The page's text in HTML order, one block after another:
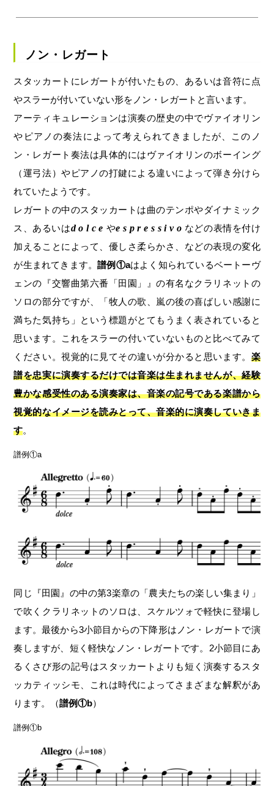
ノン・レガート
スタッカートにレガートが付いたもの、あるいは音符に点
やスラーが付いていない形をノン・レガートと言います。
アーティキュレーションは演奏の歴史の中でヴァイオリン
やピアノの奏法によって考えられてきましたが、このノ
ン・レガート奏法は具体的にはヴァイオリンのボーイング
（運弓法）やピアノの打鍵による違いによって弾き分けら
れていたようです。
レガートの中のスタッカートは曲のテンポやダイナミック
ス、あるいはdolce やespressivo などの表情を付け
加えることによって、優しさ柔らかさ、などの表現の変化
が生まれてきます。譜例①aはよく知られているベートーヴ
ェンの『交響曲第六番「田園」』の有名なクラリネットの
ソロの部分ですが、「牧人の歌、嵐の後の喜ばしい感謝に
満ちた気持ち」という標題がとてもうまく表されていると
思います。これをスラーの付いていないものと比べてみて
ください。視覚的に見てその違いが分かると思います。 楽
譜を忠実に演奏するだけでは音楽は生まれませんが、経験
豊かな感受性のある演奏家は、音楽の記号である楽譜から
視覚的なイメージを読みとって、音楽的に演奏していきま
す。
譜例①a
同じ『田園』の中の第3楽章の「農夫たちの楽しい集まり」
で吹くクラリネットのソロは、スケルツォで軽快に登場し
ます。最後から3小節目からの下降形はノン・レガートで演
奏しますが、短く軽快なノン・レガートです。2小節目にあ
るくさび形の記号はスタッカートよりも短く演奏するスタ
ッカティッシモ、これは時代によってさまざまな解釈があ
ります。（譜例①b）
譜例①b